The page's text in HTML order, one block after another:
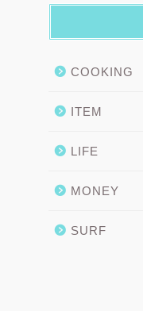
COOKING
ITEM
LIFE
MONEY
SURF